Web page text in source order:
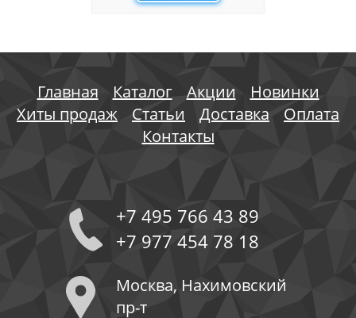
Главная Каталог Акции
Новинки
Хиты продаж
Статьи Доставка
Оплата
Контакты
+7 495 766 43 89
+7 977 454 78 18
Москва, Нахимовский
пр-т